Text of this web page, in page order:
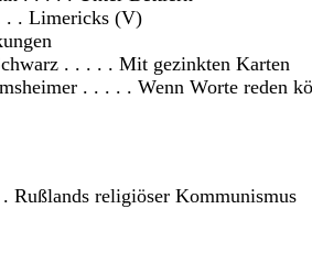
. . Limericks (V)
. . . . . Mit gezinkten Karten
. . . . . Wenn Worte reden
Rußlands religiöser Kommunismus